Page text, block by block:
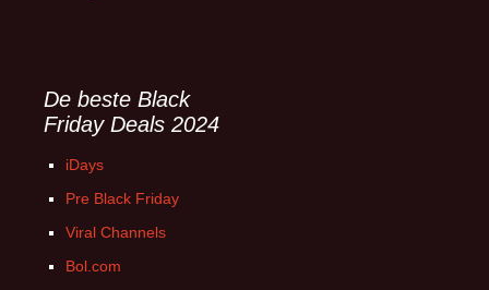
De beste Black
Friday Deals 2024
iDays
Pre Black Friday
Viral Channels
Bol.com